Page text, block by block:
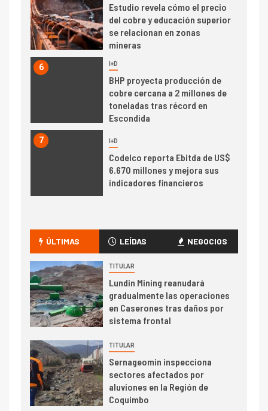
Estudio revela cómo el precio
del cobre y educación superior
se relacionan en zonas
mineras
6 I+D
BHP proyecta producción de
cobre cercana a 2 millones de
toneladas tras récord en
Escondida
7 I+D
Codelco reporta Ebitda de US$
6.670 millones y mejora sus
indicadores financieros
camión 100% eléctrico para
transportar cátodos al Puerto
de San Antonio
2
I+D
Producción minera en mayo de
2026 cae 10,6%
3
PIB minero impacta el
crecimiento regional: Banco
Central reporta resultados
ÚLTIMAS LEÍDAS NEGOCIOS
TITULAR
Lundin Mining reanudará
gradualmente las operaciones
en Caserones tras daños por
sistema frontal
TITULAR
Sernageomin inspecciona
sectores afectados por
aluviones en la Región de
Coquimbo